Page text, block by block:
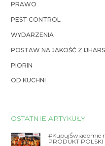
PRAWO
PEST CONTROL
WYDARZENIA
POSTAW NA JAKOŚĆ Z IJHARS
PIORIN
OD KUCHNI
OSTATNIE ARTYKUŁY
#KupujŚwiadomie
PRODUKT POLSKI